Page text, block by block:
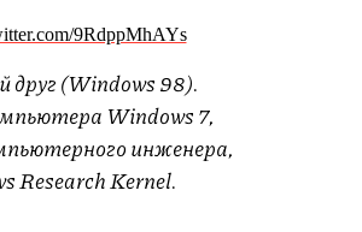
9RdppMhAYs
(Windows 98).
Windows 7,
инженера,
Research Kernel.